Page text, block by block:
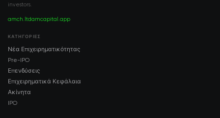
investors.
amch.ltdamcapital.app
ΚΑΤΗΓΟΡΊΕΣ
Νέα Επιχειρηματικότητας
Pre-IPO
Επενδύσεις
Επιχειρηματικά Κεφάλαια
Ακίνητα
IPO